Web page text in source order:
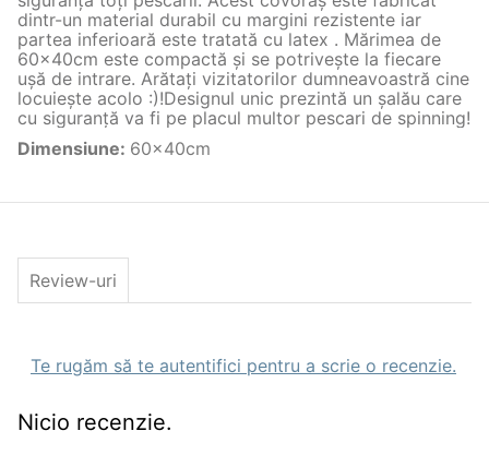
dintr-un material durabil cu margini rezistente iar
partea inferioară este tratată cu latex . Mărimea de
60x40cm este compactă și se potrivește la fiecare
ușă de intrare. Arătați vizitatorilor dumneavoastră cine
locuiește acolo :)!Designul unic prezintă un șalău care
cu siguranță va fi pe placul multor pescari de spinning!
Dimensiune: 60x40cm
Review-uri
Te rugăm să te autentifici pentru a scrie o recenzie.
Nicio recenzie.